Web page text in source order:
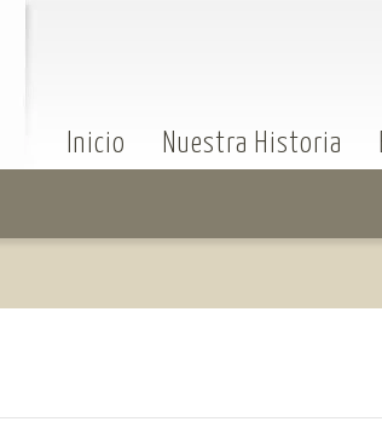
Inicio Nuestra Historia